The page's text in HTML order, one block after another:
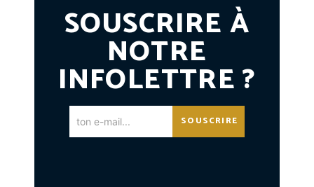
SOUSCRIRE À
NOTRE
INFOLETTRE ?
SOUSCRIRE